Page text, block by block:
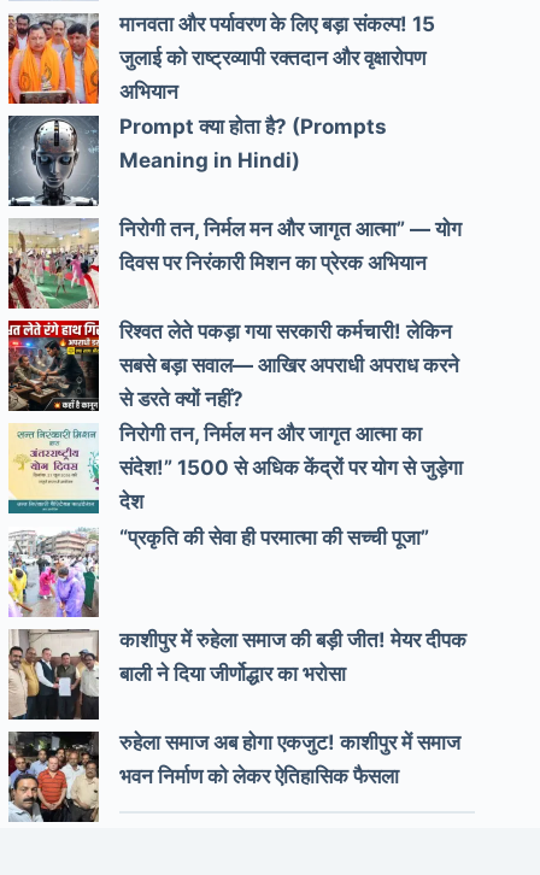
मानवता और पर्यावरण के लिए बड़ा संकल्प! 15
जुलाई को राष्ट्रव्यापी रक्तदान और वृक्षारोपण
अभियान
Prompt क्या होता है? (Prompts
Meaning in Hindi)
निरोगी तन, निर्मल मन और जागृत आत्मा” — योग
दिवस पर निरंकारी मिशन का प्रेरक अभियान
रिश्वत लेते पकड़ा गया सरकारी कर्मचारी! लेकिन
सबसे बड़ा सवाल— आखिर अपराधी अपराध करने
से डरते क्यों नहीं?
निरोगी तन, निर्मल मन और जागृत आत्मा का
संदेश!” 1500 से अधिक केंद्रों पर योग से जुड़ेगा
देश
“प्रकृति की सेवा ही परमात्मा की सच्ची पूजा”
काशीपुर में रुहेला समाज की बड़ी जीत! मेयर दीपक
बाली ने दिया जीर्णोद्धार का भरोसा
रुहेला समाज अब होगा एकजुट! काशीपुर में समाज
भवन निर्माण को लेकर ऐतिहासिक फैसला